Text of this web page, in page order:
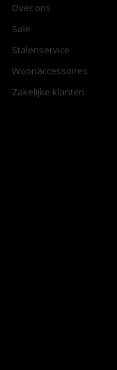
Over ons
Sale
Stalenservice
Woonaccessoires
Zakelijke klanten